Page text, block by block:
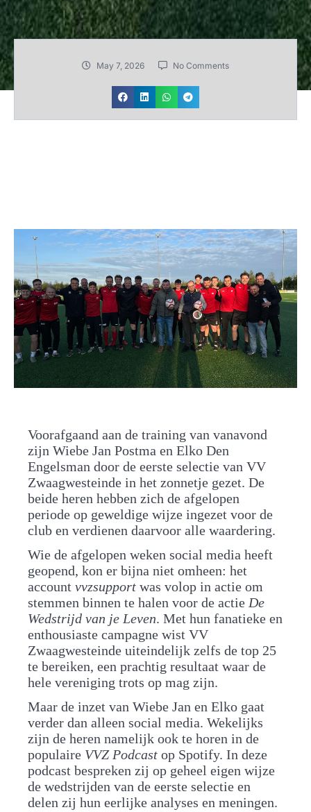
May 7, 2026 No Comments
Voorafgaand aan de training van vanavond
zijn Wiebe Jan Postma en Elko Den
Engelsman door de eerste selectie van VV
Zwaagwesteinde in het zonnetje gezet. De
beide heren hebben zich de afgelopen
periode op geweldige wijze ingezet voor de
club en verdienen daarvoor alle waardering.
Wie de afgelopen weken social media heeft
geopend, kon er bijna niet omheen: het
account vvzsupport was volop in actie om
stemmen binnen te halen voor de actie De
Wedstrijd van je Leven. Met hun fanatieke en
enthousiaste campagne wist VV
Zwaagwesteinde uiteindelijk zelfs de top 25
te bereiken, een prachtig resultaat waar de
hele vereniging trots op mag zijn.
Maar de inzet van Wiebe Jan en Elko gaat
verder dan alleen social media. Wekelijks
zijn de heren namelijk ook te horen in de
populaire VVZ Podcast op Spotify. In deze
podcast bespreken zij op geheel eigen wijze
de wedstrijden van de eerste selectie en
delen zij hun eerlijke analyses en meningen.